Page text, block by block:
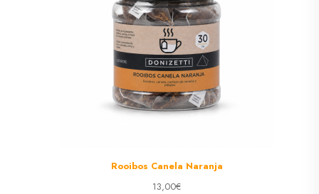
Rooibos Canela Naranja
13,00€